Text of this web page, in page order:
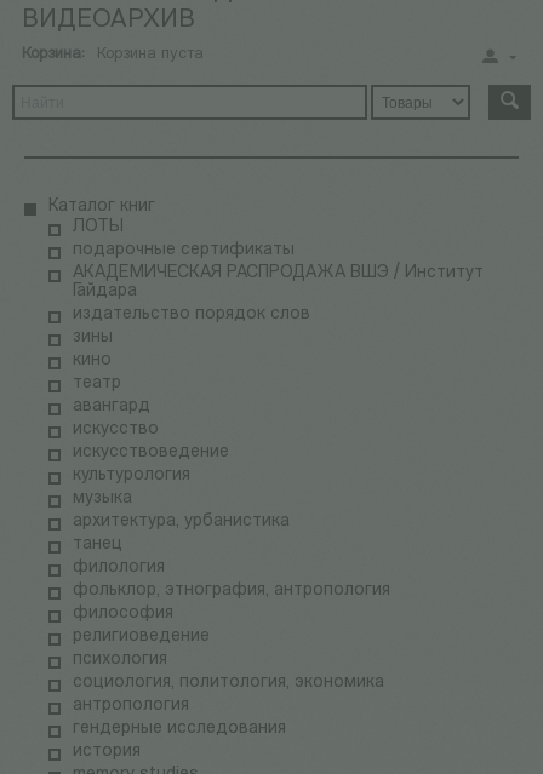
ВИДЕОАРХИВ
Корзина: Корзина пуста
Каталог книг
ЛОТЫ
подарочные сертификаты
АКАДЕМИЧЕСКАЯ РАСПРОДАЖА ВШЭ / Институт
Гайдара
издательство порядок слов
зины
кино
театр
авангард
искусство
искусствоведение
культурология
музыка
архитектура, урбанистика
танец
филология
фольклор, этнография, антропология
философия
религиоведение
психология
социология, политология, экономика
антропология
гендерные исследования
история